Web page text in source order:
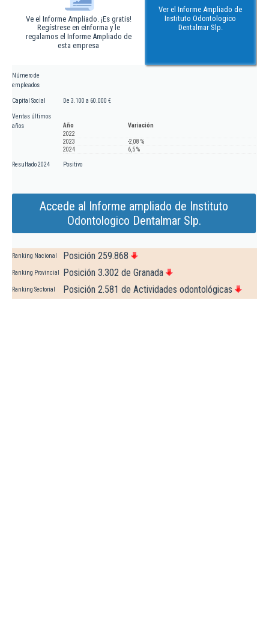
Ve el Informe Ampliado. ¡Es gratis!
Regístrese en eInforma y le
regalamos el Informe Ampliado de
esta empresa
Ver el Informe Ampliado de
Instituto Odontologico
Dentalmar Slp.
Número de
empleados
Capital Social De 3.100 a 60.000 €
Ventas últimos
años
Año
Variación
2022
2023
-2,08 %
2024
6,5 %
Resultado 2024 Positivo
Accede al Informe ampliado de Instituto
Odontologico Dentalmar Slp.
Ranking Nacional Posición 259.868
Ranking Provincial Posición 3.302 de Granada
Ranking Sectorial Posición 2.581 de Actividades odontológicas